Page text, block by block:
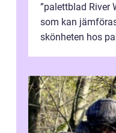
”palettblad River
som kan
skönheten hos